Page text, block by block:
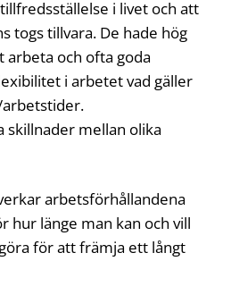
i livet och att
togs tillvara. De hade hög
och ofta goda
i arbetet vad gäller
skillnader mellan olika
arbetsförhållandena
hur länge man kan och vill
för att främja ett långt